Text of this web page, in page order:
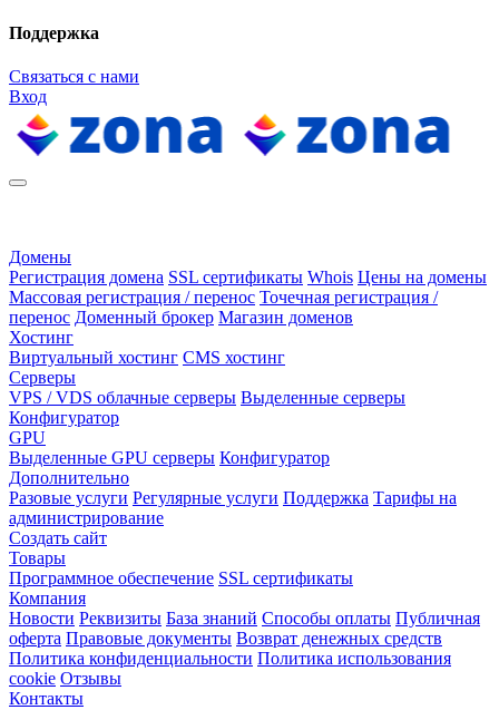
Поддержка
Связаться с нами
Вход
Домены
Регистрация домена SSL сертификаты Whois Цены на домены
Массовая регистрация / перенос Точечная регистрация /
перенос Доменный брокер Магазин доменов
Хостинг
Виртуальный хостинг CMS хостинг
Серверы
VPS / VDS облачные серверы Выделенные серверы
Конфигуратор
GPU
Выделенные GPU серверы Конфигуратор
Дополнительно
Разовые услуги Регулярные услуги Поддержка Тарифы на
администрирование
Создать сайт
Товары
Программное обеспечение SSL сертификаты
Компания
Новости Реквизиты База знаний Способы оплаты Публичная
оферта Правовые документы Возврат денежных средств
Политика конфиденциальности Политика использования
cookie Отзывы
Контакты